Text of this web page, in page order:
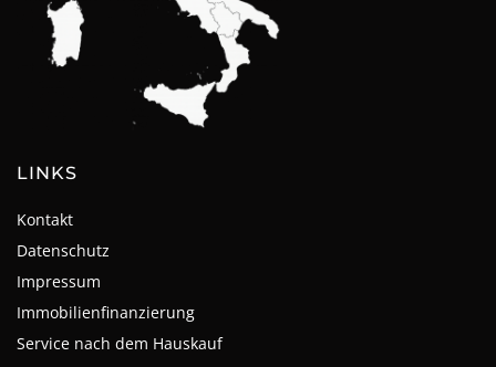
LINKS
Kontakt
Datenschutz
Impressum
Immobilienfinanzierung
Service nach dem Hauskauf